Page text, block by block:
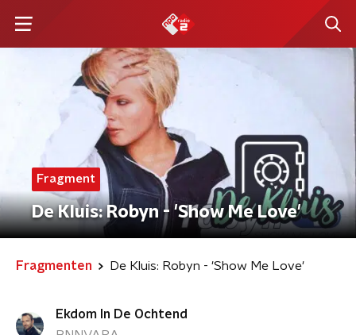
Fragment
De Kluis: Robyn - 'Show Me Love'
Fragmenten De Kluis: Robyn - 'Show Me Love'
Ekdom In De Ochtend